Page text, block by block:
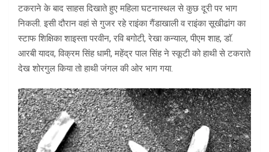
टकराने के बाद साहस दिखाते हुए महिला घटनास्थल से कुछ दूरी पर भाग
निकली. इसी दौरान वहां से गुजर रहे राइंका गैंडाखाली व राइंका सूखीढांग का
स्टाफ शिक्षिका शाइस्ता परवीन, रवि बगोटी, रेखा कन्याल, पीएम शाह, डाॅ.
आरबी यादव, विक्रम सिंह धामी, महेंद्र पाल सिंह ने स्कूटी को हाथी से टकराते
देख शोरगुल किया तो हाथी जंगल की ओर भाग गया.